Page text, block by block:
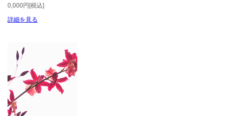
0,000円[税込]
詳細を見る